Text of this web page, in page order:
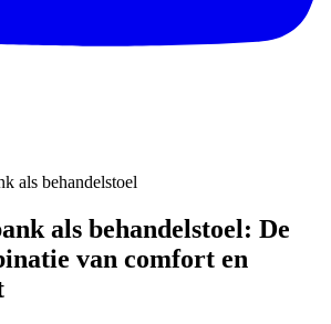
als behandelstoel
als behandelstoel: De
van comfort en